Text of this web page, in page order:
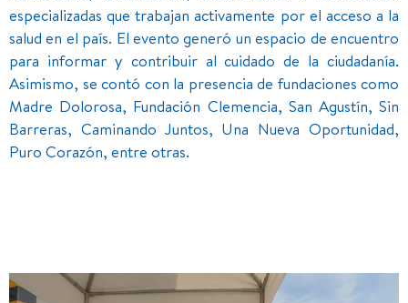
especializadas que trabajan activamente por el acceso a la
salud en el país. El evento generó un espacio de encuentro
para informar y contribuir al cuidado de la ciudadanía.
Asimismo, se contó con la presencia de fundaciones como
Madre Dolorosa, Fundación Clemencia, San Agustín, Sin
Barreras, Caminando Juntos, Una Nueva Oportunidad,
Puro Corazón, entre otras.